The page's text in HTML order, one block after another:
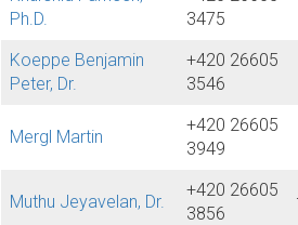
Ph.D.
3475
Koeppe Benjamin
Peter, Dr.
+420 26605
3546
Mergl Martin
+420 26605
3949
Muthu Jeyavelan, Dr.
+420 26605
3856